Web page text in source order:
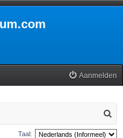
Aanmelden
o
Taal: